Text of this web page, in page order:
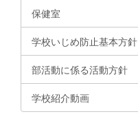
保健室
学校いじめ防止基本方針
部活動に係る活動方針
学校紹介動画